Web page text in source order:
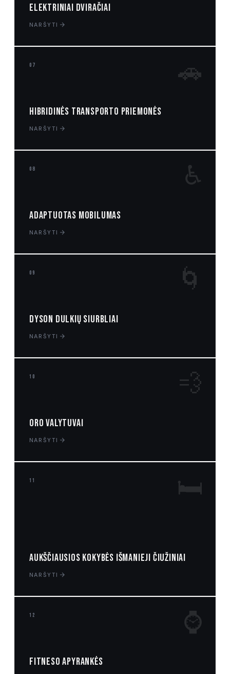
Elektriniai dviračiai
NARŠYTI
07 🚗
Hibridinės transporto priemonės
NARŠYTI
08 ♿
Adaptuotas mobilumas
NARŠYTI
09 🌀
Dyson dulkių siurbliai
NARŠYTI
10 💨
Oro valytuvai
NARŠYTI
11 🛏️
Aukščiausios kokybės išmanieji čiužiniai
NARŠYTI
12 ⌚
Fitneso apyrankės